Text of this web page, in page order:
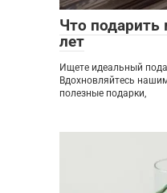
Что
лет
Ищете идеальный
Вдохновляйтесь
полезные подарки,